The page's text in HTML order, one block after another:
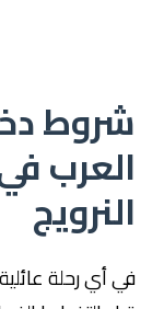
شروط
العرب في
النرويج
في أي رحلة